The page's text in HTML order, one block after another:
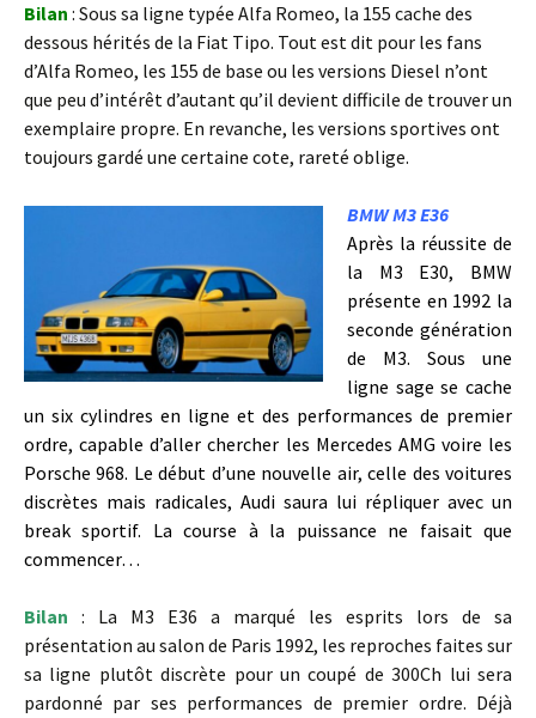
Bilan : Sous sa ligne typée Alfa Romeo, la 155 cache des
dessous hérités de la Fiat Tipo. Tout est dit pour les fans
d’Alfa Romeo, les 155 de base ou les versions Diesel n’ont
que peu d’intérêt d’autant qu’il devient difficile de trouver un
exemplaire propre. En revanche, les versions sportives ont
toujours gardé une certaine cote, rareté oblige.
BMW M3 E36
Après la réussite de
la M3 E30, BMW
présente en 1992 la
seconde génération
de M3. Sous une
ligne sage se cache
un six cylindres en ligne et des performances de premier
ordre, capable d’aller chercher les Mercedes AMG voire les
Porsche 968. Le début d’une nouvelle air, celle des voitures
discrètes mais radicales, Audi saura lui répliquer avec un
break sportif. La course à la puissance ne faisait que
commencer…
Bilan : La M3 E36 a marqué les esprits lors de sa
présentation au salon de Paris 1992, les reproches faites sur
sa ligne plutôt discrète pour un coupé de 300Ch lui sera
pardonné par ses performances de premier ordre. Déjà